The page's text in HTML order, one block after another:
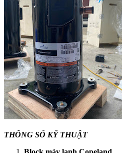
THÔNG SỐ KỸ THUẬT